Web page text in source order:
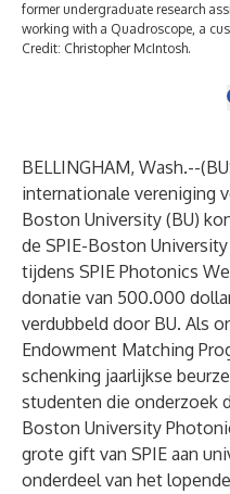
former undergraduate research
working with a Quadroscope, a
Credit: Christopher McIntosh.
BELLINGHAM, Wash.--(
internationale vereniging
Boston University (BU)
de SPIE-Boston
tijdens SPIE Photonics
donatie van 500.000
verdubbeld door BU. Als
Endowment Matching
schenking jaarlijkse
studenten die onderzoek
Boston University
grote gift van SPIE aan
onderdeel van het